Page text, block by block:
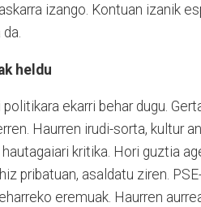
izango. Kontuan izanik
heldu
ekarri behar dugu.
Haurren irudi-sorta, kultur
kritika. Hori guztia
pribatuan, asaldatu ziren.
eremuak. Haurren